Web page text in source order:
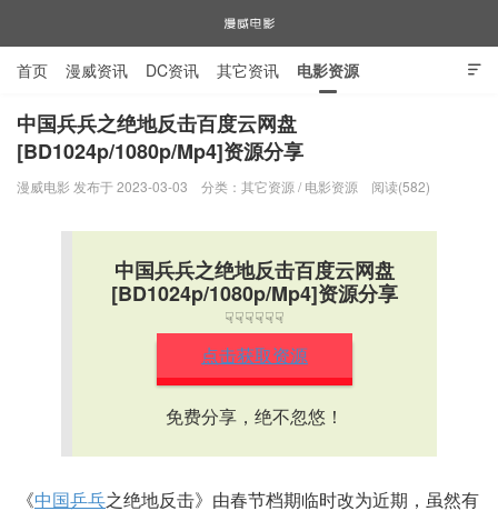
漫威电影

首页 漫威资讯 DC资讯 其它资讯 电影资源
电视剧资源 漫威图片
中国兵兵之绝地反击百度云网盘
[BD1024p/1080p/Mp4]资源分享
漫威电影 发布于 2023-03-03 分类： 其它资源 / 电影资源 阅读(582)
中国兵兵之绝地反击百度云网盘
[BD1024p/1080p/Mp4]资源分享
☟☟☟☟☟☟
点击获取资源
免费分享，绝不忽悠！
《中国乒乓之绝地反击》由春节档期临时改为近期，虽然有